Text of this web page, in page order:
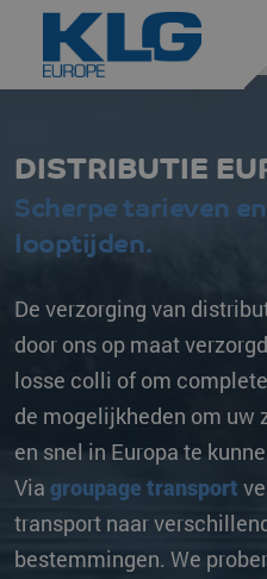
DISTRIBUTIE
Scherpe tarieven
looptijden.
De verzorging van
door ons op maat
losse colli of om
de mogelijkheden om uw
en snel in Europa te
Via groupage transport
transport naar
bestemmingen. We